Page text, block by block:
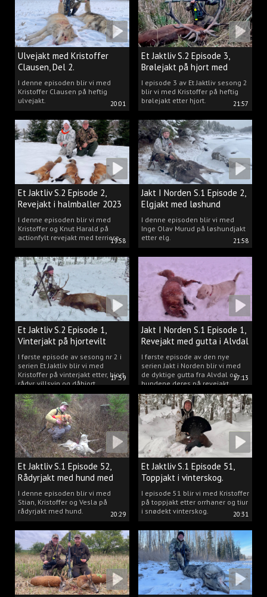
20:01
Ulvejakt med Kristoffer
Clausen, Del 2.
I denne episoden blir vi med
Kristoffer Clausen på heftig
ulvejakt.
21:57
Et Jaktliv S.2 Episode 3,
Brølejakt på hjort med
Kristoffer Clausen
I episode 3 av Et Jaktliv sesong 2
blir vi med Kristoffer på heftig
brølejakt etter hjort.
19:58
Et Jaktliv S.2 Episode 2,
Revejakt i halmballer 2023
I denne episoden blir vi med
Kristoffer og Knut Harald på
actionfylt revejakt med terriere.
21:58
Jakt I Norden S.1 Episode 2,
Elgjakt med løshund
I denne episoden blir vi med
Inge Olav Murud på løshundjakt
etter elg.
17:59
Et Jaktliv S.2 Episode 1,
Vinterjakt på hjortevilt
I første episode av sesong nr 2 i
serien Et Jaktliv blir vi med
Kristoffer på vinterjakt etter, hjort,
rådyr, villsvin og dåhjort.
17:13
Jakt I Norden S.1 Episode 1,
Revejakt med gutta i Alvdal
I første episode av den nye
serien Jakt i Norden blir vi med
de dyktige gutta fra Alvdal og
hundene deres på revejakt.
20:29
Et Jaktliv S.1 Episode 52,
Rådyrjakt med hund med
Stian, Kristoffer og Vesla
I denne episoden blir vi med
Stian, Kristoffer og Vesla på
rådyrjakt med hund.
20:31
Et Jaktliv S.1 Episode 51,
Toppjakt i vinterskog.
I episode 51 blir vi med Kristoffer
på toppjakt etter orrhaner og tiur
i snødekt vinterskog.